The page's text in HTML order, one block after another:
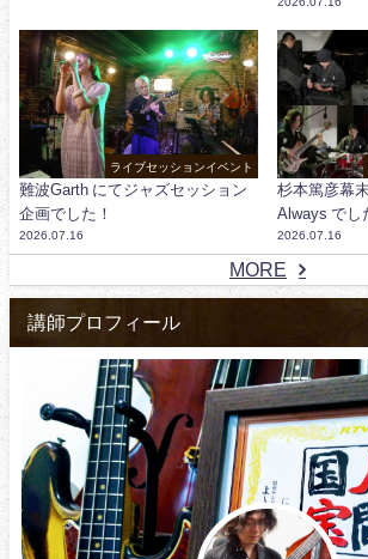
ライブセッションイベント
難波Garth にてジャズセッション
企画でした！
2026.07.16
杉本篤彦幕
Always でし
2026.07.16
MORE
講師プロフィール